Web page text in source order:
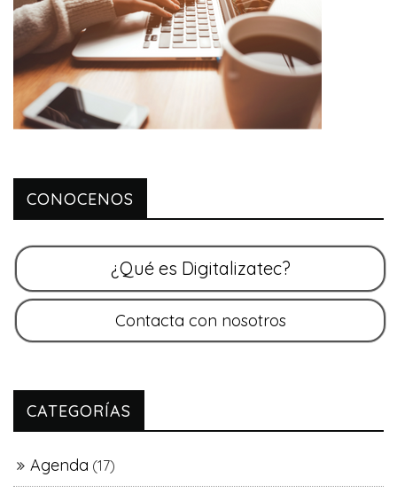
CONOCENOS
CATEGORÍAS
Agenda (17)